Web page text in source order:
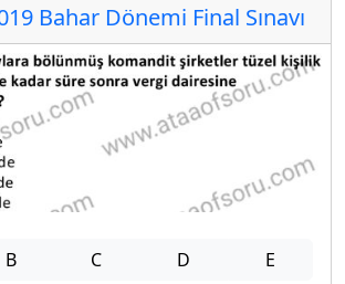
Bahar Dönemi Final Sınavı
B C D E